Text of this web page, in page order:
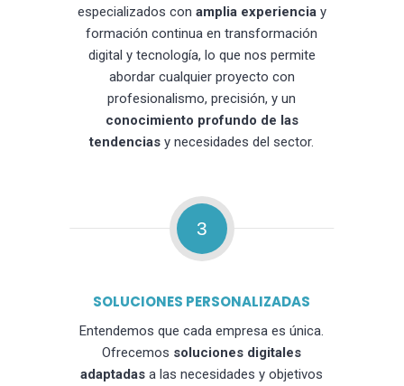
especializados con amplia experienciay
formación continua en transformación
digital y tecnología, lo que nos permite
abordar cualquier proyecto con
profesionalismo, precisión, y un
conocimiento profundo de las
tendencias y necesidades del sector.
3
SOLUCIONES PERSONALIZADAS
Entendemos que cada empresa es única.
Ofrecemos soluciones digitales
adaptadas a las necesidades y objetivos